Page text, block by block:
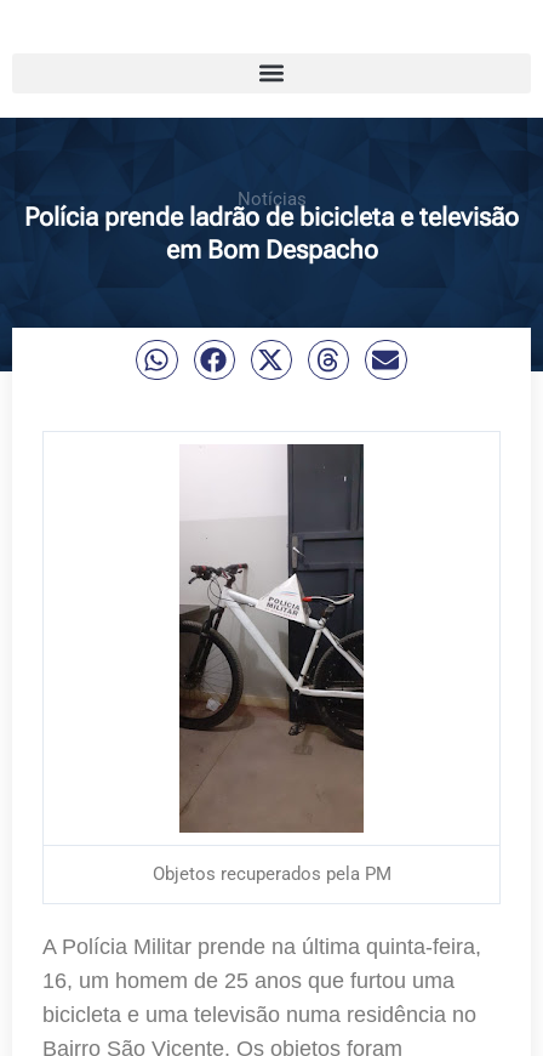
Notícias
Polícia prende ladrão de bicicleta e televisão
em Bom Despacho
Objetos recuperados pela PM
A Polícia Militar prende na última quinta-feira,
16, um homem de 25 anos que furtou uma
bicicleta e uma televisão numa residência no
Bairro São Vicente. Os objetos foram